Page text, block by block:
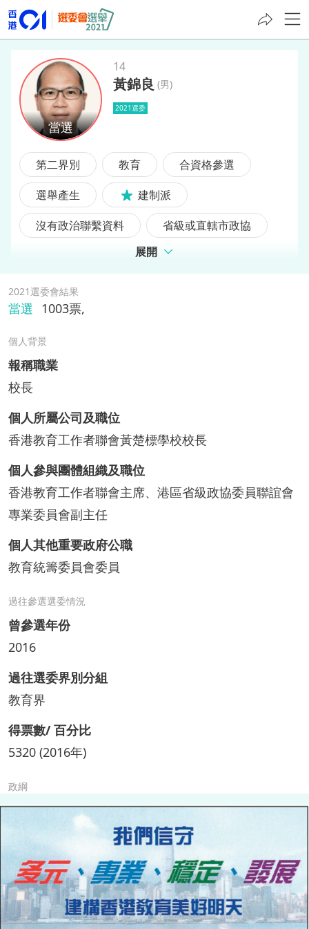
黃錦良
14
黃錦良 (男)
2021選委
第二界別 教育
合資格參選
選舉產生
建制派
沒有政治聯繫資料
省級或直轄市政協
展開
2021選委會結果
當選 1003票,
個人背景
報稱職業
校長
個人所屬公司及職位
香港教育工作者聯會黃楚標學校校長
個人參與團體組織及職位
香港教育工作者聯會主席、港區省級政協委員聯誼會
專業委員會副主任
個人其他重要政府公職
教育統籌委員會委員
過往參選選委情況
曾參選年份
2016
過往選委界別分組
教育界
得票數/ 百分比
5320 (2016年)
政綱